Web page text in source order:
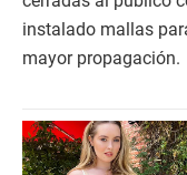
instalado mallas
mayor propagación.